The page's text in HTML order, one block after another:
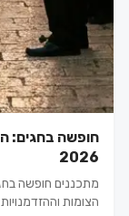
חופשה בחגים:
2026
הצומות